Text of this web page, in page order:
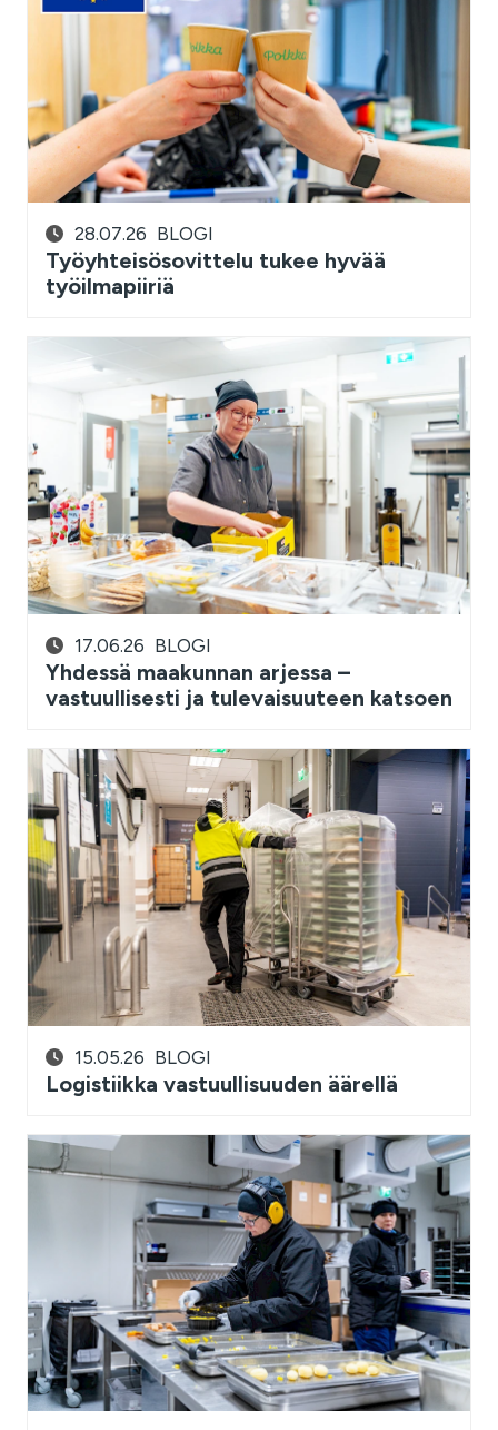
28.07.26 BLOGI
Työyhteisösovittelu tukee hyvää
työilmapiiriä
17.06.26 BLOGI
Yhdessä maakunnan arjessa –
vastuullisesti ja tulevaisuuteen katsoen
15.05.26 BLOGI
Logistiikka vastuullisuuden äärellä